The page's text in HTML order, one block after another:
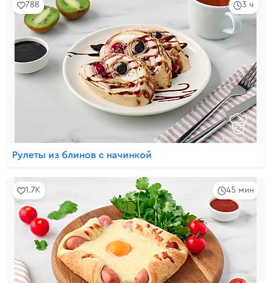
3 ч
788
Рулеты из блинов с начинкой
45 мин
1.7K